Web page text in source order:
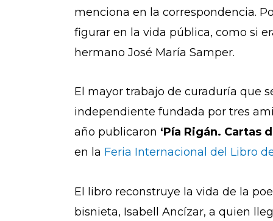
menciona en la correspondencia.
figurar en la vida pública, como si
hermano José María Samper.
El mayor trabajo de curaduría que
independiente fundada por tres
año publicaron ‘Pía Rigán. Cartas
en la Feria Internacional del Libro
El libro reconstruye la vida de la
bisnieta, Isabell Ancízar, a quien